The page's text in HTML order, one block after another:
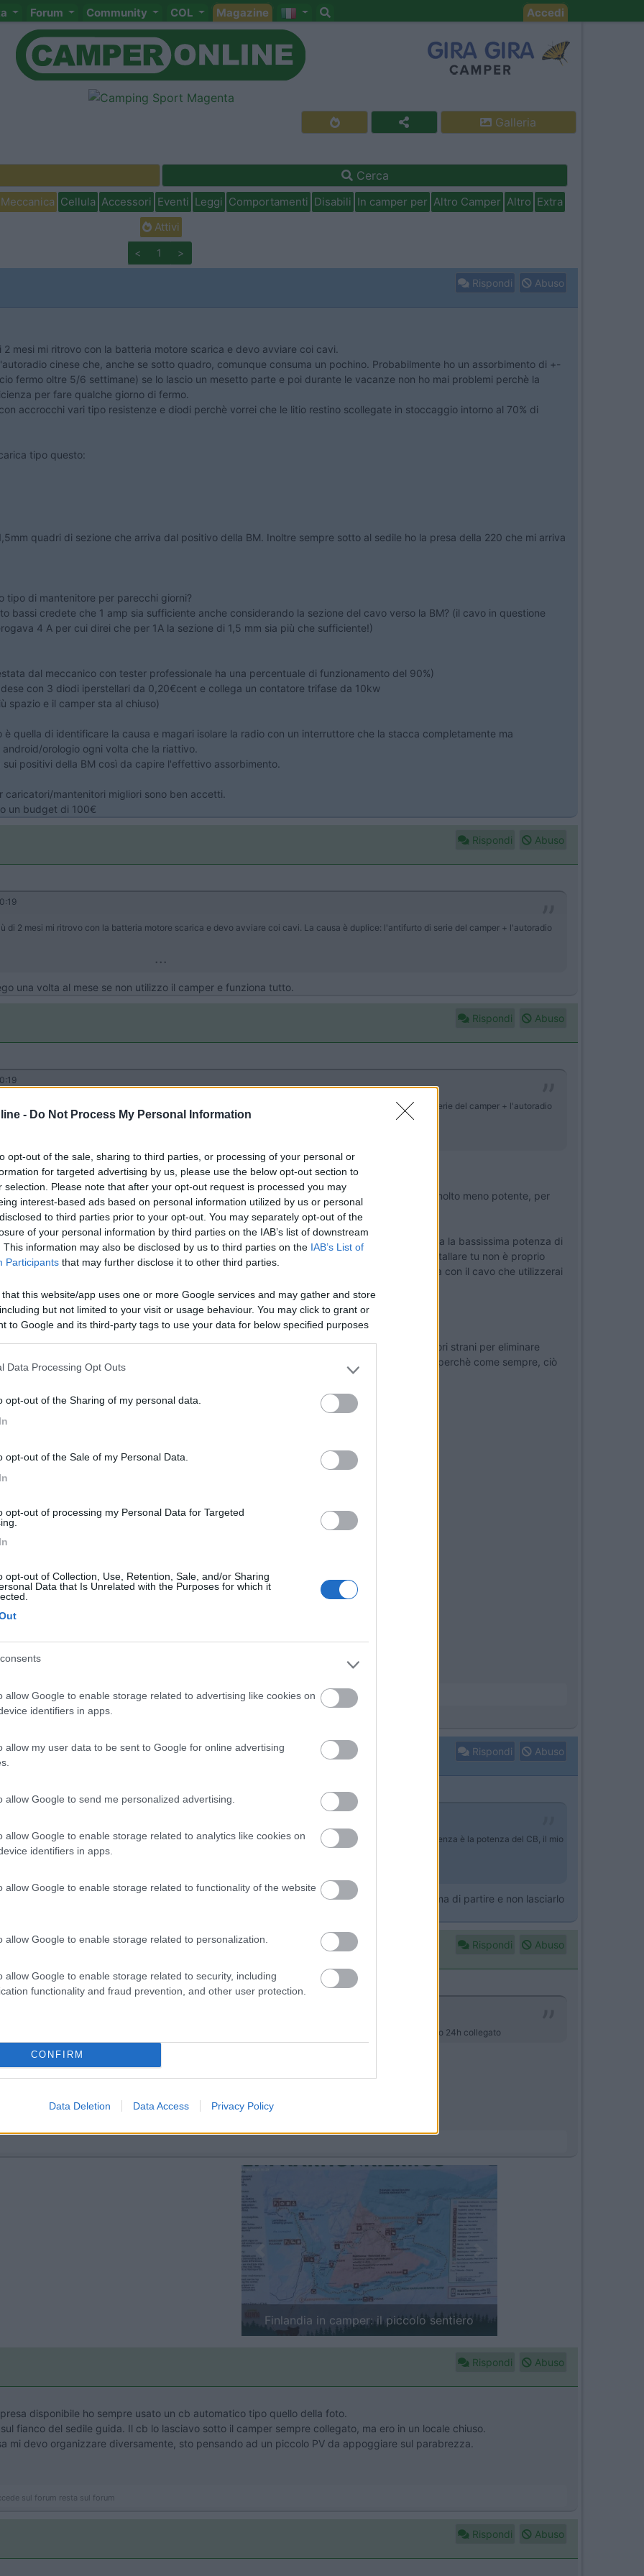
- Do Not Process My Personal Information
opt-out of the sale, sharing to third parties, or processing of your personal or
for targeted advertising by us, please use the below opt-out section to
selection. Please note that after your opt-out request is processed you may
interest-based ads based on personal information utilized by us or personal
to third parties prior to your opt-out. You may separately opt-out of the
of your personal information by third parties on the IAB’s list of downstream
This information may also be disclosed by us to third parties on the IAB’s List of
Participants that may further disclose it to other third parties.
that this website/app uses one or more Google services and may gather and store
but not limited to your visit or usage behaviour. You may click to grant or
to Google and its third-party tags to use your data for below specified purposes
Data Processing Opt Outs
opt-out of the Sharing of my personal data.
opt-out of the Sale of my Personal Data.
opt-out of processing my Personal Data for Targeted
opt-out of Collection, Use, Retention, Sale, and/or Sharing
Data that Is Unrelated with the Purposes for which it
allow Google to enable storage related to advertising like cookies on
identifiers in apps.
allow my user data to be sent to Google for online advertising
allow Google to send me personalized advertising.
allow Google to enable storage related to analytics like cookies on
identifiers in apps.
allow Google to enable storage related to functionality of the website
allow Google to enable storage related to personalization.
allow Google to enable storage related to security, including
functionality and fraud prevention, and other user protection.
CONFIRM
Data Deletion Data Access Privacy Policy
Forum Community COL Magazine Accedi
Galleria
Cerca
Meccanica Cellula Accessori Eventi Leggi Comportamenti Disabili In camper per Altro Camper Altro Extra
Attivi
< 1 >
Rispondi Abuso
mesi mi ritrovo con la batteria motore scarica e devo avviare coi cavi.
cinese che, anche se sotto quadro, comunque consuma un pochino. Probabilmente ho un assorbimento di +-
fermo oltre 5/6 settimane) se lo lascio un mesetto parte e poi durante le vacanze non ho mai problemi perchè la
per fare qualche giorno di fermo.
accrocchi vari tipo resistenze e diodi perchè vorrei che le litio restino scollegate in stoccaggio intorno al 70% di
tipo questo:
quadri di sezione che arriva dal positivo della BM. Inoltre sempre sotto al sedile ho la presa della 220 che mi arriva
tipo di mantenitore per parecchi giorni?
bassi credete che 1 amp sia sufficiente anche considerando la sezione del cavo verso la BM? (il cavo in questione
4 A per cui direi che per 1A la sezione di 1,5 mm sia più che sufficiente!)
dal meccanico con tester professionale ha una percentuale di funzionamento del 90%)
con 3 diodi iperstellari da 0,20€cent e collega un contatore trifase da 10kw
spazio e il camper sta al chiuso)
quella di identificare la causa e magari isolare la radio con un interruttore che la stacca completamente ma
orologio ogni volta che la riattivo.
positivi della BM così da capire l'effettivo assorbimento.
mantenitori migliori sono ben accetti.
un budget di 100€
Rispondi Abuso
di 2 mesi mi ritrovo con la batteria motore scarica e devo avviare coi cavi. La causa è duplice: l'antifurto di serie del camper + l'autoradio
...
una volta al mese se non utilizzo il camper e funziona tutto.
Rispondi Abuso
di 2 mesi mi ritrovo con la batteria motore scarica e devo avviare coi cavi. La causa è duplice: l'antifurto di serie del camper + l'autoradio
sul mezzo, ovvero un CB dedicato alla BM, l'unica differenza è la potenza del CB, il mio è molto meno potente, per
per 2gg/mese non h24 x365gg.
e qualora la batteria dovesse andare in corto quando è in carica senza la tua presenza data la bassissima potenza di
danno, inteso come andare a fuoco... cosa che con i 10A della versione che vorresti installare tu non è proprio
la versione che ti ho proposto, essendo da 1,2A/max non avrai nemmeno alcun problema con il cavo che utilizzerai
MEGLIO non lasciare il mezzo collegato alla 230V perennemente.
batteria, ne di installare pannelli FV, ne roba iperstellare, ma nemmeno di installare interruttori strani per eliminare
semplicemente perchè non ce n'è bisogno... magari in futuro evita una autoradio cinese, perchè come sempre, ciò
Rispondi Abuso
che vuoi implementare è lo stesso che ho io sul mezzo, ovvero un CB dedicato alla BM, l'unica differenza è la potenza del CB, il mio
cui credo di poter andare tranquillo. Eventualmente potrei collegarlo solo qualche GG prima di partire e non lasciarlo
Rispondi Abuso
di poter andare tranquillo. Eventualmente potrei collegarlo solo qualche GG prima di partire e non lasciarlo 24h collegato
tu non lo avessi già
Finlandia in camper: il piccolo sentiero
Previous Next
Rispondi Abuso
disponibile ho sempre usato un cb automatico tipo quello della foto.
fianco del sedile guida. Il cb lo lasciavo sotto il camper sempre collegato, ma ero in un locale chiuso.
mi devo organizzare diversamente, sto pensando ad un piccolo PV da appoggiare sul parabrezza.
sul forum resta sul forum
Rispondi Abuso